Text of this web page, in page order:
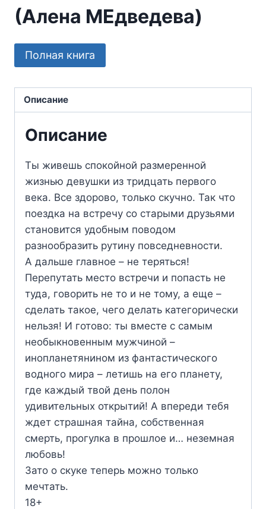
(Алена МЕдведева)
Полная книга
Описание
Описание
Ты живешь спокойной размеренной
жизнью девушки из тридцать первого
века. Все здорово, только скучно. Так что
поездка на встречу со старыми друзьями
становится удобным поводом
разнообразить рутину повседневности.
А дальше главное – не теряться!
Перепутать место встречи и попасть не
туда, говорить не то и не тому, а еще –
сделать такое, чего делать категорически
нельзя! И готово: ты вместе с самым
необыкновенным мужчиной –
инопланетянином из фантастического
водного мира – летишь на его планету,
где каждый твой день полон
удивительных открытий! А впереди тебя
ждет страшная тайна, собственная
смерть, прогулка в прошлое и… неземная
любовь!
Зато о скуке теперь можно только
мечтать.
18+